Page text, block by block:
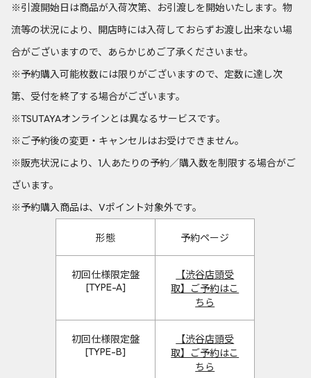
※引渡開始日は商品が入荷次第、お引渡しを開始いたします。物
流等の状況により、開店時には入荷しておらずお渡し出来ない場
合がございますので、あらかじめご了承くださいませ。
※予約購入可能枚数には限りがございますので、定数に達し次
第、受付を終了する場合がございます。
※TSUTAYAオンラインとは異なるサービスです。
※ご予約後の変更・キャンセルはお受けできません。
※販売状況により、1人あたりの予約／購入数を制限する場合がご
ざいます。
※予約購入商品は、Vポイント対象外です。
形態 予約ページ
初回仕様限定盤
[TYPE-A]
【渋谷店頭受
取】ご予約はこ
ちら
初回仕様限定盤
[TYPE-B]
【渋谷店頭受
取】ご予約はこ
ちら